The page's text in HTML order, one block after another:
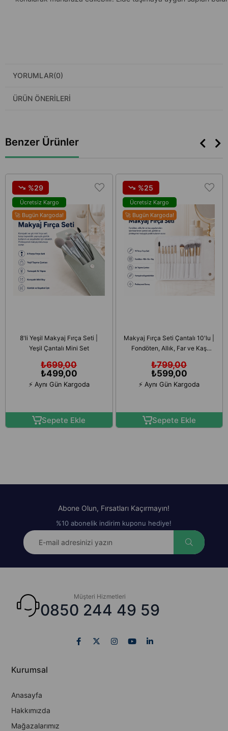
YORUMLAR(0)
ÜRÜN ÖNERILERI
Benzer Ürünler
8'li Yeşil Makyaj Fırça Seti |
Yeşil Çantalı Mini Set
₺499,00
₺699,00
Sepete Ekle
⚡ Aynı Gün Kargoda
%29
Ücretsiz Kargo
🚀 Bugün Kargoda!
Makyaj Fırça Seti Çantalı 10'lu |
Fondöten, Allık, Far ve Kaş
₺599,00
₺799,00
Sepete Ekle
⚡ Aynı Gün Kargoda
%25
Ücretsiz Kargo
🚀 Bugün Kargoda!
Abone Olun, Fırsatları Kaçırmayın!
%10 abonelik indirim kuponu hediye!
Müşteri Hizmetleri
0850 244 49 59
Kurumsal
Anasayfa
Hakkımızda
Mağazalarımız